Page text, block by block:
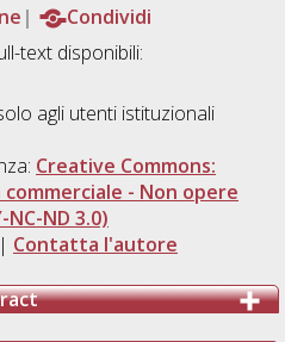
Condividi
text disponibili:
agli utenti istituzionali
Creative Commons:
- Non opere
ND 3.0)
| Contatta l'autore